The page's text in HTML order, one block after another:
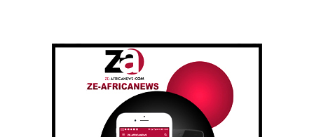
souligne-t-il : “Aucun de nos pays ne peut échapper à
Ousmane Sonko, dans ses déclarations, souhaite une
approche collective de la sécurité en Afrique de l’Ouest.
Aussi déclare-t-il : “Il est illusoire de croire que la menace